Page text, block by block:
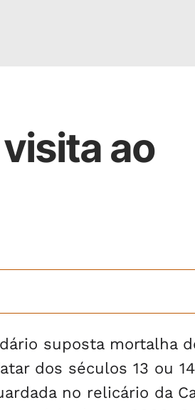
ao
suposta mortalha
dos séculos 13 ou
no relicário da